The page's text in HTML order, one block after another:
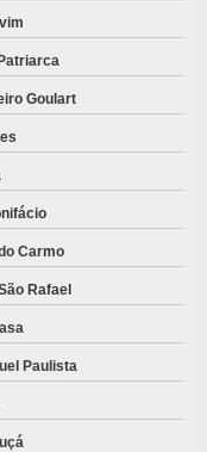
Goulart
Carmo
Rafael
Paulista